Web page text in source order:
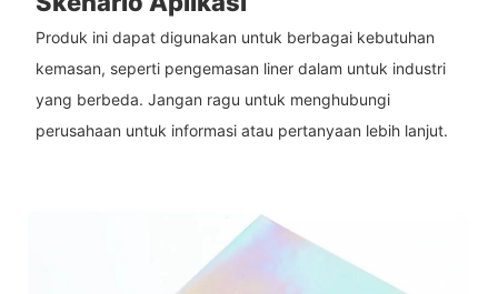
Produk ini dapat digunakan untuk berbagai kebutuhan
kemasan, seperti pengemasan liner dalam untuk industri
yang berbeda. Jangan ragu untuk menghubungi
perusahaan untuk informasi atau pertanyaan lebih lanjut.